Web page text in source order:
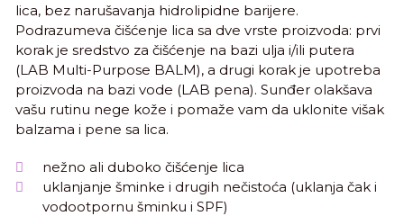
lica, bez narušavanja hidrolipidne barijere.
Podrazumeva čišćenje lica sa dve vrste proizvoda: prvi
korak je sredstvo za čišćenje na bazi ulja i/ili putera
(LAB Multi-Purpose BALM), a drugi korak je upotreba
proizvoda na bazi vode (LAB pena). Sunđer olakšava
vašu rutinu nege kože i pomaže vam da uklonite višak
balzama i pene sa lica.
nežno ali duboko čišćenje lica
uklanjanje šminke i drugih nečistoća (uklanja čak i
vodootpornu šminku i SPF)